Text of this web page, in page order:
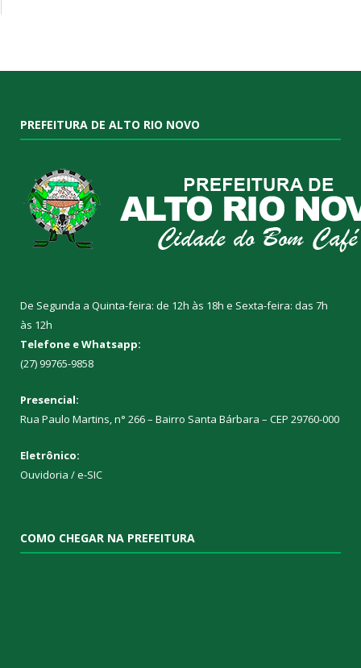
PREFEITURA DE ALTO RIO NOVO
De Segunda a Quinta-feira: de 12h às 18h e Sexta-feira: das 7h
às 12h
Telefone e Whatsapp:
(27) 99765-9858
Presencial:
Rua Paulo Martins, n° 266 – Bairro Santa Bárbara – CEP 29760-000
Eletrônico:
Ouvidoria /e-SIC
COMO CHEGAR NA PREFEITURA